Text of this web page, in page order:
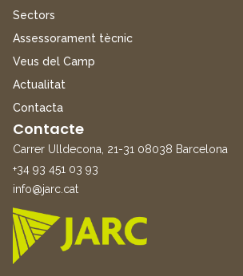
Sectors
Assessorament tècnic
Veus del Camp
Actualitat
Contacta
Contacte
Carrer Ulldecona, 21-31 08038 Barcelona
+34 93 451 03 93
info@jarc.cat